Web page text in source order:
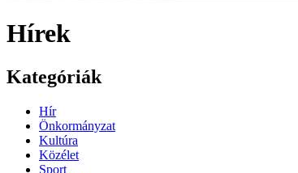
Hírek
Kategóriák
Hír
Önkormányzat
Kultúra
Közélet
Sport